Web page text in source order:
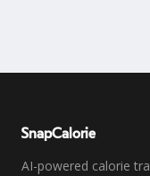
SnapCalorie
AI-powered calorie